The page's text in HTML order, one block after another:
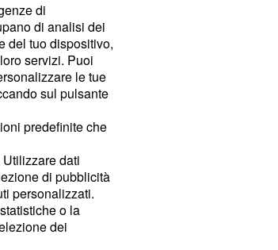
di
di analisi dei
del tuo dispositivo,
servizi. Puoi
le tue
sul pulsante
predefinite che
dati
di pubblicità
personalizzati.
o la
dei